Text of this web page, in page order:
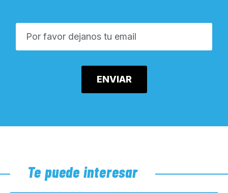
Te puede interesar